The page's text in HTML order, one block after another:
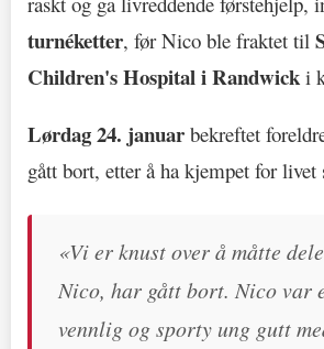
turnéketter, før Nico ble fraktet til
Children's Hospital i Randwicki
Lørdag 24. januar bekreftet
gått bort, etter å ha kjempet for livet
«Vi er knust over å måtte
Nico, har gått bort. Nico var
vennlig og sporty ung gutt